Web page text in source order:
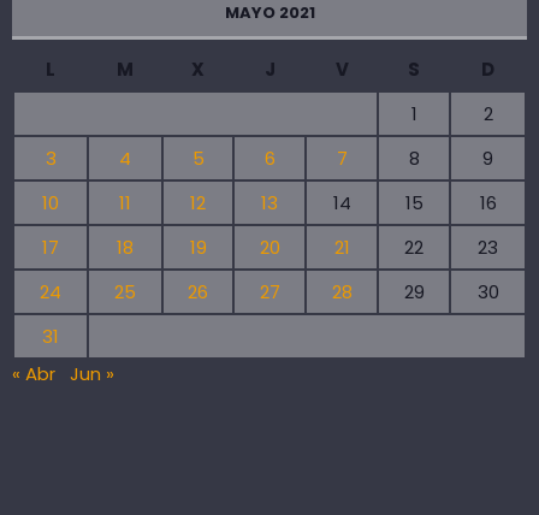
MAYO 2021
L M X J V S
D
1
2
3
4 5 6 7 8
9
10
11 12 13 14 15
16
17
18 19 20 21 22
23
24
25 26 27 28 29
30
31
« Abr Jun »